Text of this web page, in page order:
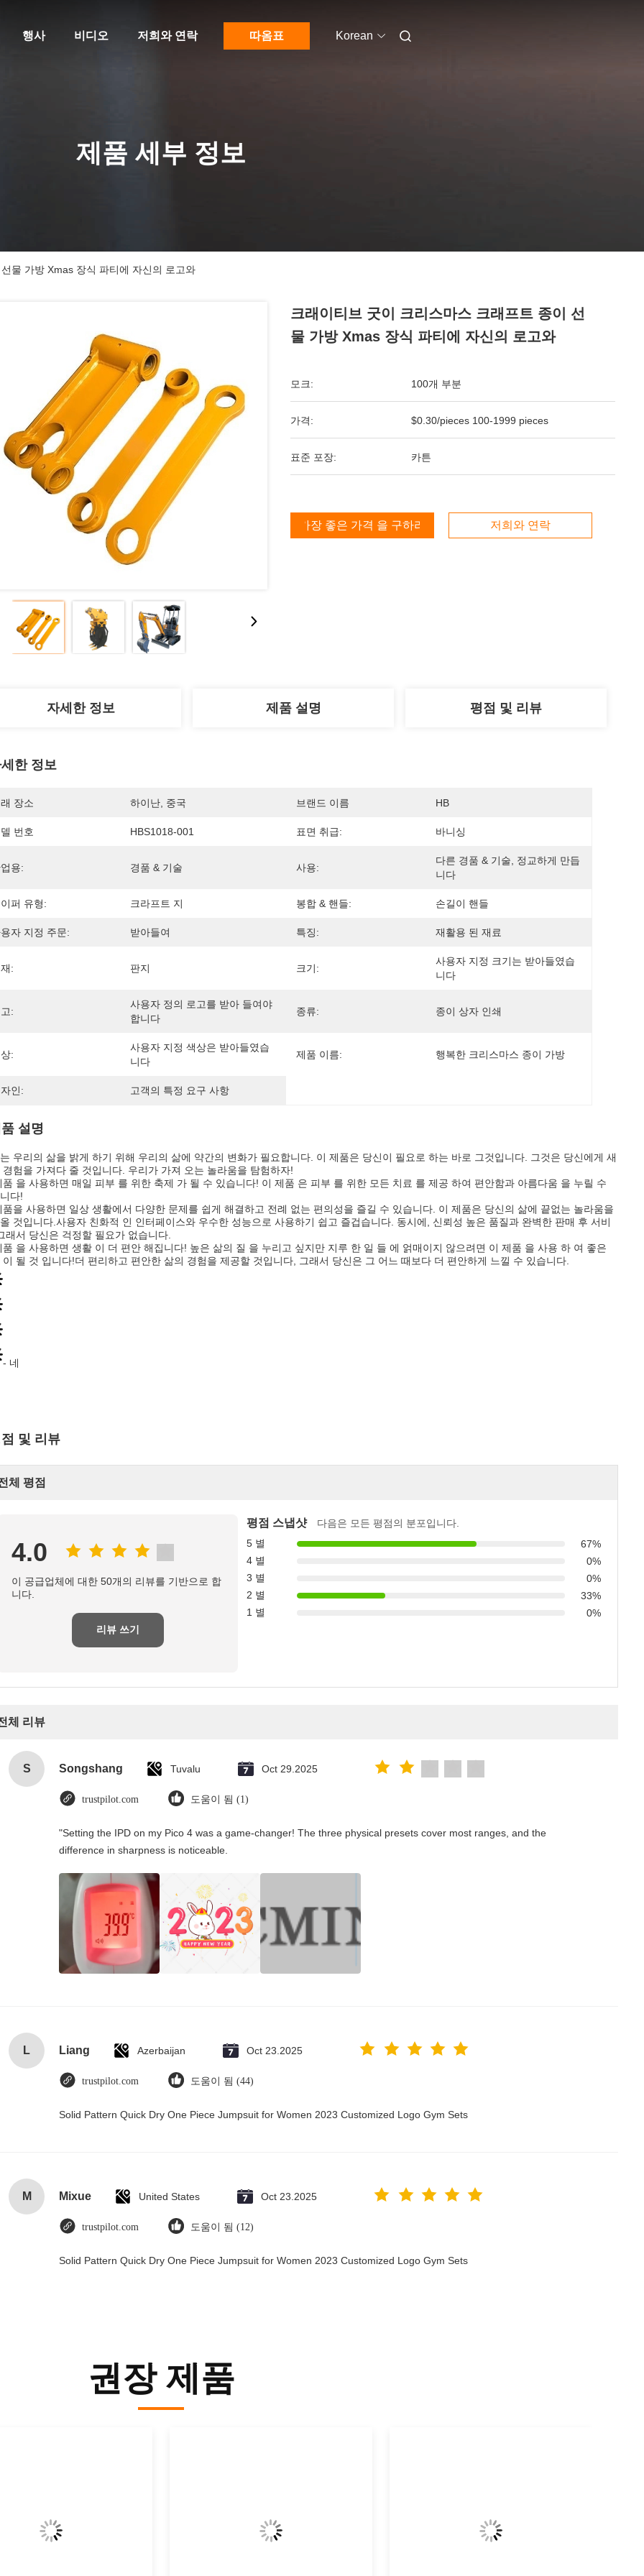
행사 비디오 저희와 연락 따옴표 Korean
제품 세부 정보
물 가방 Xmas 장식 파티에 자신의 로고와
크래이티브 굿이 크리스마스 크래프트 종이 선
물 가방 Xmas 장식 파티에 자신의 로고와
모크: 100개 부분
가격: $0.30/pieces 100-1999 pieces
표준 포장: 카튼
가장 좋은 가격 을 구하라 저희와 연락
자세한 정보 제품 설명 평점 및 리뷰
한 정보
장소 하이난, 중국 브랜드 이름 HB
번호 HBS1018-001 표면 취급: 바니싱
용: 경품 & 기술 사용:
다른 경품 & 기술, 정교하게 만듭
니다
퍼 유형: 크라프트 지 봉합 & 핸들: 손길이 핸들
자 지정 주문: 받아들여 특징: 재활용 된 재료
: 판지 크기:
사용자 지정 크기는 받아들였습
니다
:
사용자 정의 로고를 받아 들여야
합니다
종류: 종이 상자 인쇄
:
사용자 지정 색상은 받아들였습
니다
제품 이름: 행복한 크리스마스 종이 가방
인: 고객의 특정 요구 사항
설명
우리의 삶을 밝게 하기 위해 우리의 삶에 약간의 변화가 필요합니다. 이 제품은 당신이 필요로 하는 바로 그것입니다. 그것은 당신에게 새
경험을 가져다 줄 것입니다. 우리가 가져 오는 놀라움을 탐험하자!
품 을 사용하면 매일 피부 를 위한 축제 가 될 수 있습니다! 이 제품 은 피부 를 위한 모든 치료 를 제공 하여 편안함과 아름다움 을 누릴 수
다!
품을 사용하면 일상 생활에서 다양한 문제를 쉽게 해결하고 전례 없는 편의성을 즐길 수 있습니다. 이 제품은 당신의 삶에 끝없는 놀라움을
것입니다.사용자 친화적 인 인터페이스와 우수한 성능으로 사용하기 쉽고 즐겁습니다. 동시에, 신뢰성 높은 품질과 완벽한 판매 후 서비
래서 당신은 걱정할 필요가 없습니다.
품 을 사용하면 생활 이 더 편안 해집니다! 높은 삶의 질 을 누리고 싶지만 지루 한 일 들 에 얽매이지 않으려면 이 제품 을 사용 하 여 좋은
이 될 것 입니다!더 편리하고 편안한 삶의 경험을 제공할 것입니다, 그래서 당신은 그 어느 때보다 더 편안하게 느낄 수 있습니다.
- 네
및 리뷰
체 평점
4.0
이 공급업체에 대한 50개의 리뷰를 기반으로 합
니다.
리뷰 쓰기
평점 스냅샷
다음은 모든 평점의 분포입니다.
5 별
67%
4 별
0%
3 별
0%
2 별
33%
1 별
0%
체 리뷰
S Songshang Tuvalu Oct 29.2025
trustpilot.com 도움이 됨 (1)
"Setting the IPD on my Pico 4 was a game-changer! The three physical presets cover most ranges, and the
difference in sharpness is noticeable.
L Liang Azerbaijan Oct 23.2025
trustpilot.com 도움이 됨 (44)
Solid Pattern Quick Dry One Piece Jumpsuit for Women 2023 Customized Logo Gym Sets
M Mixue United States Oct 23.2025
trustpilot.com 도움이 됨 (12)
Solid Pattern Quick Dry One Piece Jumpsuit for Women 2023 Customized Logo Gym Sets
권장 제품